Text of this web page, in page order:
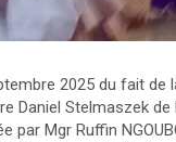
2025 du fait de
Daniel Stelmaszek de
Mgr Ruffin